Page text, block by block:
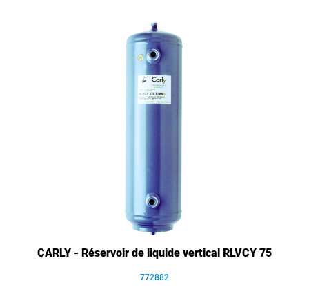
CARLY - Réservoir de liquide vertical RLVCY 75
772882